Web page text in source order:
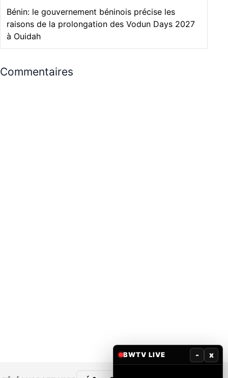
Bénin: le gouvernement béninois précise les
raisons de la prolongation des Vodun Days 2027
à Ouidah
Commentaires
BWTV LIVE - x